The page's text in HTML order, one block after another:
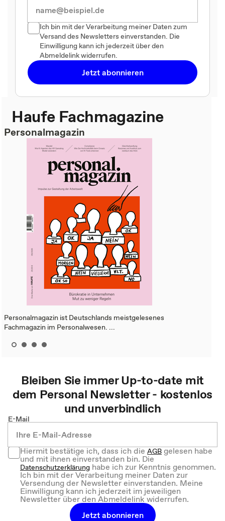
Ich bin mit der Verarbeitung meiner Daten zum
Versand des Newsletters einverstanden. Die
Einwilligung kann ich jederzeit über den
Abmeldelink widerrufen.
Jetzt abonnieren
Haufe Fachmagazine
Personalmagazin
Personalmagazin ist Deutschlands meistgelesenes
Fachmagazin im Personalwesen. ...
Bleiben Sie immer Up-to-date mit
dem Personal Newsletter - kostenlos
und unverbindlich
E-Mail
Hiermit bestätige ich, dass ich dieAGBgelesen habe
und mit ihnen einverstanden bin. Die
Datenschutzerklärung habe ich zur Kenntnis genommen.
Ich bin mit der Verarbeitung meiner Daten zur
Versendung der Newsletter einverstanden. Meine
Einwilligung kann ich jederzeit im jeweiligen
Newsletter über den Abmeldelink widerrufen.
Jetzt abonnieren